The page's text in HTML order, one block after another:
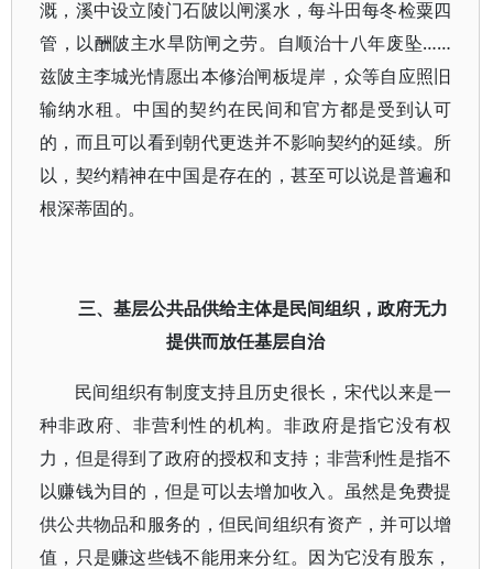
溉，溪中设立陵门石陂以闸溪水，每斗田每冬检粟四
管，以酬陂主水旱防闸之劳。自顺治十八年废坠……
兹陂主李城光情愿出本修治闸板堤岸，众等自应照旧
输纳水租。中国的契约在民间和官方都是受到认可
的，而且可以看到朝代更迭并不影响契约的延续。所
以，契约精神在中国是存在的，甚至可以说是普遍和
根深蒂固的。
三、基层公共品供给主体是民间组织，政府无力
提供而放任基层自治
民间组织有制度支持且历史很长，宋代以来是一
种非政府、非营利性的机构。非政府是指它没有权
力，但是得到了政府的授权和支持；非营利性是指不
以赚钱为目的，但是可以去增加收入。虽然是免费提
供公共物品和服务的，但民间组织有资产，并可以增
值，只是赚这些钱不能用来分红。因为它没有股东，